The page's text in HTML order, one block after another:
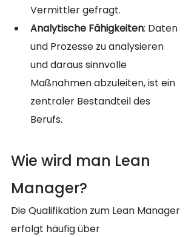
Vermittler gefragt.
Analytische Fähigkeiten: Daten
und Prozesse zu analysieren
und daraus sinnvolle
Maßnahmen abzuleiten, ist ein
zentraler Bestandteil des
Berufs.
Wie wird man Lean
Manager?
Die Qualifikation zum Lean Manager
erfolgt häufig über